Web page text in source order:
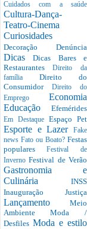
Cuidados com a saúde
Cultura-Dança-
Teatro-Cinema
Curiosidades
Decoração Denúncia
DicasDicas Bares e
RestaurantesDireito da
família Direito do
Consumidor Direito do
Emprego Economia
Educação Efemérides
Em Destaque Espaço Pet
Esporte e Lazer
Fake
news Fato ou Boato? Festas
popularesFestival de
InvernoFestival de Verão
Gastronomia e
Culinária INSS
Inauguração Justiça
Lançamento Meio
AmbienteModa /
Desfiles Moda e estilo